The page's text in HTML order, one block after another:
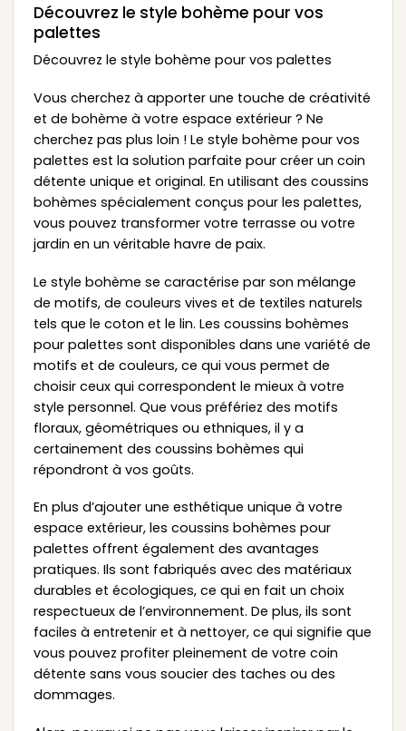
Découvrez le style bohème pour vos
palettes
Découvrez le style bohème pour vos palettes
Vous cherchez à apporter une touche de créativité
et de bohème à votre espace extérieur ? Ne
cherchez pas plus loin ! Le style bohème pour vos
palettes est la solution parfaite pour créer un coin
détente unique et original. En utilisant des coussins
bohèmes spécialement conçus pour les palettes,
vous pouvez transformer votre terrasse ou votre
jardin en un véritable havre de paix.
Le style bohème se caractérise par son mélange
de motifs, de couleurs vives et de textiles naturels
tels que le coton et le lin. Les coussins bohèmes
pour palettes sont disponibles dans une variété de
motifs et de couleurs, ce qui vous permet de
choisir ceux qui correspondent le mieux à votre
style personnel. Que vous préfériez des motifs
floraux, géométriques ou ethniques, il y a
certainement des coussins bohèmes qui
répondront à vos goûts.
En plus d’ajouter une esthétique unique à votre
espace extérieur, les coussins bohèmes pour
palettes offrent également des avantages
pratiques. Ils sont fabriqués avec des matériaux
durables et écologiques, ce qui en fait un choix
respectueux de l’environnement. De plus, ils sont
faciles à entretenir et à nettoyer, ce qui signifie que
vous pouvez profiter pleinement de votre coin
détente sans vous soucier des taches ou des
dommages.